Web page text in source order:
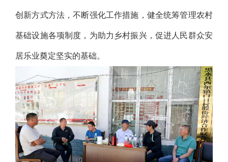
创新方式方法，不断强化工作措施，健全统筹管理农村
基础设施各项制度，为助力乡村振兴，促进人民群众安
居乐业奠定坚实的基础。